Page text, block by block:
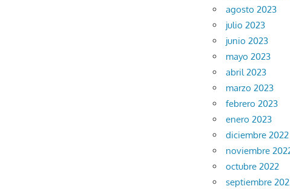
agosto 2023
julio 2023
junio 2023
mayo 2023
abril 2023
marzo 2023
febrero 2023
enero 2023
diciembre 2022
noviembre
octubre 2022
septiembre